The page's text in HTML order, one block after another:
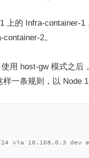
上的 Infra-container-1
2。
用 host-gw 模式之后
一条规则，以 Node 1
via 10.168.0.3 dev